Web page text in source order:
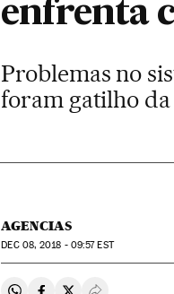
enfrenta
Problemas no
foram gatilho
AGENCIAS
DEC08, 2018 - 09:57EST